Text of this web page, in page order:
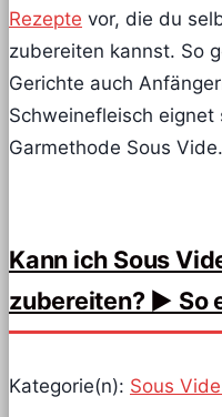
Rezepte vor, die du
zubereiten kannst. So
Gerichte auch
Schweinefleisch
Garmethode Sous
Kann ich Sous
zubereiten? ► So
Kategorie(n): Sous